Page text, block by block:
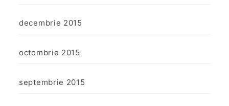
decembrie 2015
octombrie 2015
septembrie 2015